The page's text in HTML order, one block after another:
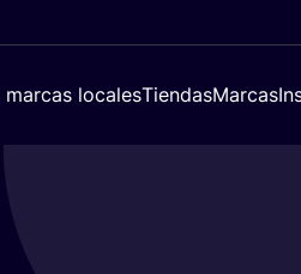
marcas localesTiendasMarcas